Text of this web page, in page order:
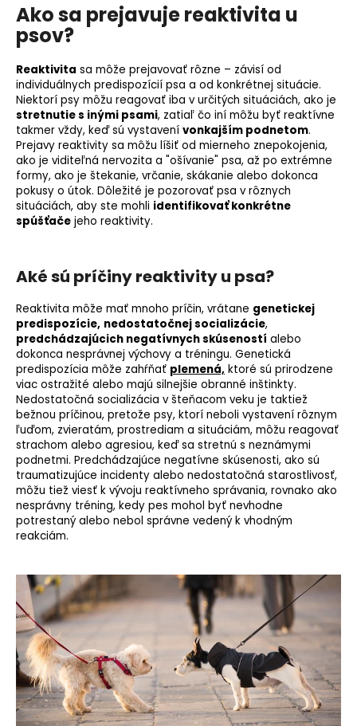
Ako sa prejavuje reaktivita u
psov?
Reaktivita sa môže prejavovať rôzne – závisí od
individuálnych predispozícií psa a od konkrétnej situácie.
Niektorí psy môžu reagovať iba v určitých situáciách, ako je
stretnutie s inými psami, zatiaľ čo iní môžu byť reaktívne
takmer vždy, keď sú vystavení vonkajším podnetom.
Prejavy reaktivity sa môžu líšiť od mierneho znepokojenia,
ako je viditeľná nervozita a "ošívanie" psa, až po extrémne
formy, ako je štekanie, vrčanie, skákanie alebo dokonca
pokusy o útok. Dôležité je pozorovať psa v rôznych
situáciách, aby ste mohli identifikovať konkrétne
spúšťače jeho reaktivity.
Aké sú príčiny reaktivity u psa?
Reaktivita môže mať mnoho príčin, vrátane genetickej
predispozície, nedostatočnej socializácie,
predchádzajúcich negatívnych skúseností alebo
dokonca nesprávnej výchovy a tréningu. Genetická
predispozícia môže zahŕňať plemená, ktoré sú prirodzene
viac ostražité alebo majú silnejšie obranné inštinkty.
Nedostatočná socializácia v šteňacom veku je taktiež
bežnou príčinou, pretože psy, ktorí neboli vystavení rôznym
ľuďom, zvieratám, prostrediam a situáciám, môžu reagovať
strachom alebo agresiou, keď sa stretnú s neznámymi
podnetmi. Predchádzajúce negatívne skúsenosti, ako sú
traumatizujúce incidenty alebo nedostatočná starostlivosť,
môžu tiež viesť k vývoju reaktívneho správania, rovnako ako
nesprávny tréning, kedy pes mohol byť nevhodne
potrestaný alebo nebol správne vedený k vhodným
reakciám.